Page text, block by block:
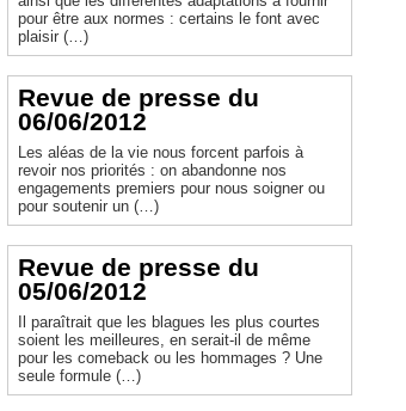
pour être aux normes : certains le font avec
plaisir (…)
Revue de presse du
06/06/2012
Les aléas de la vie nous forcent parfois à
revoir nos priorités : on abandonne nos
engagements premiers pour nous soigner ou
pour soutenir un (…)
Revue de presse du
05/06/2012
Il paraîtrait que les blagues les plus courtes
soient les meilleures, en serait-il de même
pour les comeback ou les hommages ? Une
seule formule (…)